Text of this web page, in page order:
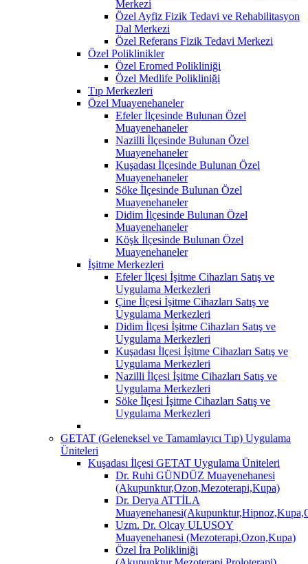
Merkezi
Özel Ayfiz Fizik Tedavi ve Rehabilitasyon
Dal Merkezi
Özel Referans Fizik Tedavi Merkezi
Özel Poliklinikler
Özel Eromed Polikliniği
Özel Medlife Polikliniği
Tıp Merkezleri
Özel Muayenehaneler
Efeler İlçesinde Bulunan Özel
Muayenehaneler
Nazilli İlçesinde Bulunan Özel
Muayenehaneler
Kuşadası İlçesinde Bulunan Özel
Muayenehaneler
Söke İlçesinde Bulunan Özel
Muayenehaneler
Didim İlçesinde Bulunan Özel
Muayenehaneler
Köşk İlçesinde Bulunan Özel
Muayenehaneler
İşitme Merkezleri
Efeler İlçesi İşitme Cihazları Satış ve
Uygulama Merkezleri
Çine İlçesi İşitme Cihazları Satış ve
Uygulama Merkezleri
Didim İlçesi İşitme Cihazları Satış ve
Uygulama Merkezleri
Kuşadası İlçesi İşitme Cihazları Satış ve
Uygulama Merkezleri
Nazilli İlçesi İşitme Cihazları Satış ve
Uygulama Merkezleri
Söke İlçesi İşitme Cihazları Satış ve
Uygulama Merkezleri
GETAT (Geleneksel ve Tamamlayıcı Tıp) Uygulama
Üniteleri
Kuşadası İlçesi GETAT Uygulama Üniteleri
Dr. Ruhi GÜNDÜZ Muayenehanesi
(Akupunktur,Ozon,Mezoterapi,Kupa)
Dr. Derya ATTİLA
Uzm. Dr. Olcay ULUSOY
Muayenehanesi (Mezoterapi,Ozon,Kupa)
Özel İra Polikliniği